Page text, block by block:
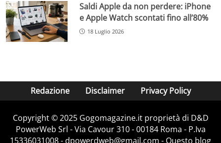
Saldi Apple da non perdere: iPhone
e Apple Watch scontati fino all’80%
18 Luglio 2026
Redazione Disclaimer Privacy Policy
Copyright © 2025 Gogomagazine.it proprietà di D&D
PowerWeb Srl - Via Cavour 310 - 00184 Roma - P.Iva
15336031008 - dpowerdweb@gmail.com - Questo blog